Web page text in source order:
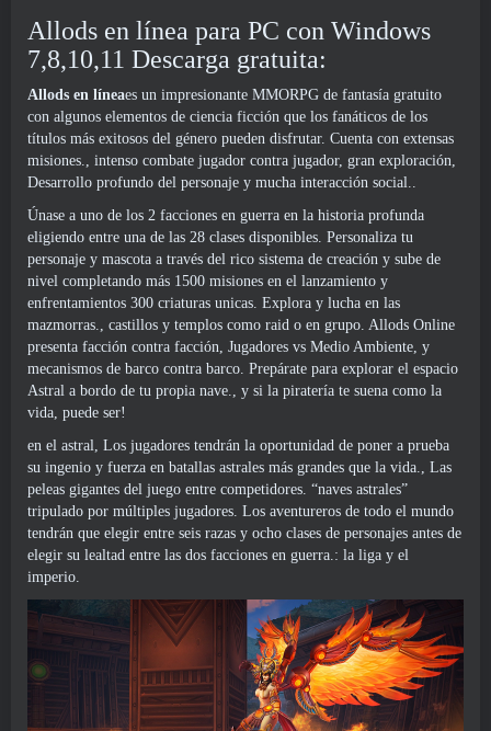
Allods en línea para PC con Windows
7,8,10,11 Descarga gratuita:
Allods en líneaes un impresionante MMORPG de fantasía gratuito
con algunos elementos de ciencia ficción que los fanáticos de los
títulos más exitosos del género pueden disfrutar. Cuenta con extensas
misiones., intenso combate jugador contra jugador, gran exploración,
Desarrollo profundo del personaje y mucha interacción social..
Únase a uno de los 2 facciones en guerra en la historia profunda
eligiendo entre una de las 28 clases disponibles. Personaliza tu
personaje y mascota a través del rico sistema de creación y sube de
nivel completando más 1500 misiones en el lanzamiento y
enfrentamientos 300 criaturas unicas. Explora y lucha en las
mazmorras., castillos y templos como raid o en grupo. Allods Online
presenta facción contra facción, Jugadores vs Medio Ambiente, y
mecanismos de barco contra barco. Prepárate para explorar el espacio
Astral a bordo de tu propia nave., y si la piratería te suena como la
vida, puede ser!
en el astral, Los jugadores tendrán la oportunidad de poner a prueba
su ingenio y fuerza en batallas astrales más grandes que la vida., Las
peleas gigantes del juego entre competidores. “naves astrales”
tripulado por múltiples jugadores. Los aventureros de todo el mundo
tendrán que elegir entre seis razas y ocho clases de personajes antes de
elegir su lealtad entre las dos facciones en guerra.: la liga y el
imperio.